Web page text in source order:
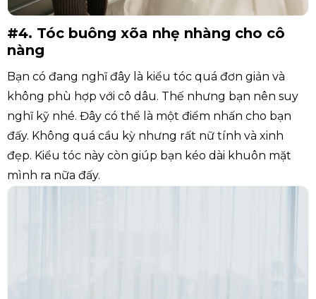
#4. Tóc buông xõa nhẹ nhàng cho cô
nàng
Bạn có đang nghĩ đây là kiểu tóc quá đơn giản và
không phù hợp với cô dâu. Thế nhưng bạn nên suy
nghĩ kỹ nhé. Đây có thể là một điểm nhấn cho bạn
đấy. Không quá cầu kỳ nhưng rất nữ tính và xinh
đẹp. Kiểu tóc này còn giúp bạn kéo dài khuôn mặt
mình ra nữa đấy.